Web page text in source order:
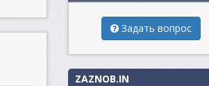
Задать вопрос
ZAZNOB.IN